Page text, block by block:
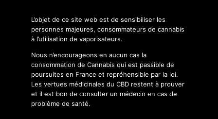
L’objet de ce site web est de sensibiliser les
personnes majeures, consommateurs de cannabis
à l’utilisation de vaporisateurs.
Nous n’encourageons en aucun cas la
consommation de Cannabis qui est passible de
poursuites en France et repréhensible par la loi.
Les vertues médicinales du CBD restent à prouver
et il est bon de consulter un médecin en cas de
problème de santé.